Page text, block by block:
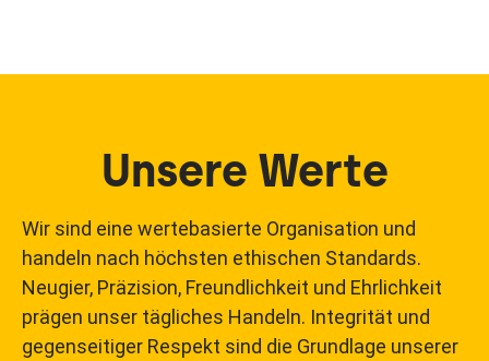
Unsere Werte
Wir sind eine wertebasierte Organisation und
handeln nach höchsten ethischen Standards.
Neugier, Präzision, Freundlichkeit und Ehrlichkeit
prägen unser tägliches Handeln. Integrität und
gegenseitiger Respekt sind die Grundlage unserer